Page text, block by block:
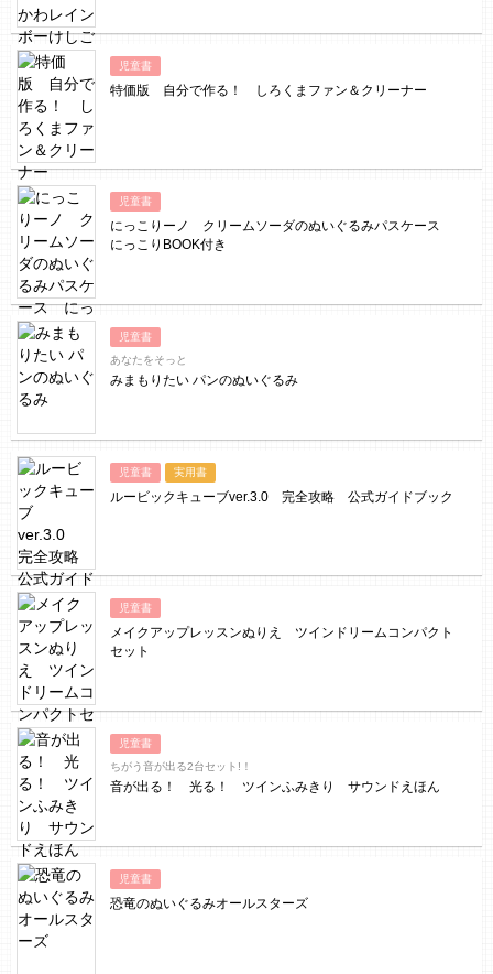
児童書
特価版 自分で作る！ しろくまファン＆クリーナー
児童書
にっこりーノ クリームソーダのぬいぐるみパスケース
にっこりBOOK付き
児童書
あなたをそっと
みまもりたい パンのぬいぐるみ
児童書 実用書
ルービックキューブver.3.0 完全攻略 公式ガイドブック
児童書
メイクアップレッスンぬりえ ツインドリームコンパクト
セット
児童書
ちがう音が出る2台セット!！
音が出る！ 光る！ ツインふみきり サウンドえほん
児童書
恐竜のぬいぐるみオールスターズ